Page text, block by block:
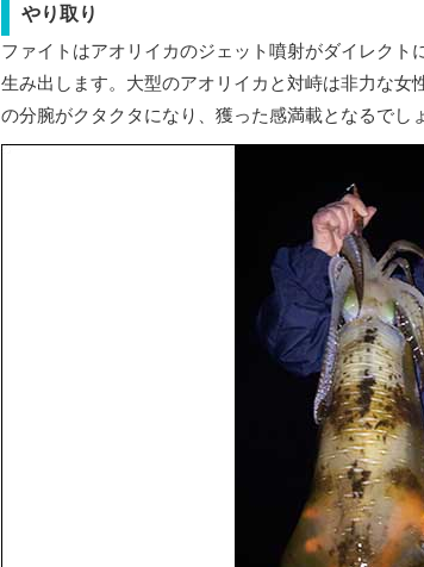
やり取り
ファイトはアオリイカのジェット噴射がダイレク
生み出します。大型のアオリイカと対峙は非力な
の分腕がクタクタになり、獲った感満載となるでし